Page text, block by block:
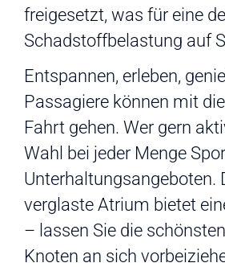
freigesetzt, was für eine
Schadstoffbelastung auf
Entspannen, erleben,
Passagiere können mit
Fahrt gehen. Wer gern
Wahl bei jeder Menge
Unterhaltungsangeboten.
verglaste Atrium bietet
– lassen Sie die
Knoten an sich